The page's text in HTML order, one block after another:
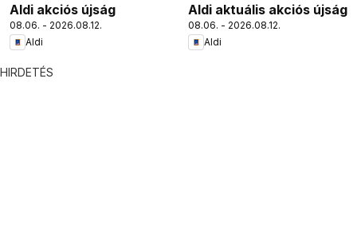
Aldi akciós újság
08.06. - 2026.08.12.
Aldi
Aldi aktuális akciós újság
08.06. - 2026.08.12.
Aldi
HIRDETÉS